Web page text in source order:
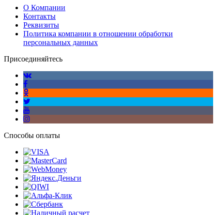
О Компании
Контакты
Реквизиты
Политика компании в отношении обработки
персональных данных
Присоединяйтесь
Способы оплаты